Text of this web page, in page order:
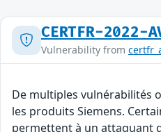
CERTFR-2022-
Vulnerability from
De multiples vulnérabilités
les produits Siemens.
permettent à un attaquant